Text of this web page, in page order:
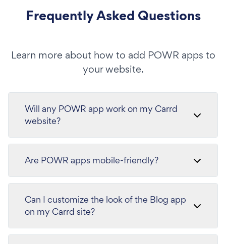
Frequently Asked Questions
Learn more about how to add POWR apps to
your website.
Will any POWR app work on my Carrd
website?
Are POWR apps mobile-friendly?
Can I customize the look of the Blog app
on my Carrd site?